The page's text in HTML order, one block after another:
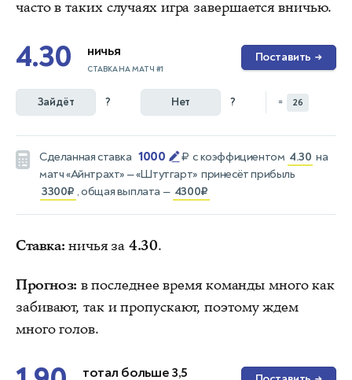
часто в таких случаях игра завершается вничью.
4.30 ничья
СТАВКА НА МАТЧ #1
Поставить →
Зайдёт ? Нет ? = 26
Сделанная ставка 1000 ₽ с коэффициентом 4.30 на
матч«Айнтрахт» — «Штутгарт» принесёт прибыль
3300₽ , общая выплата — 4300₽
Ставка: ничья за4.30.
Прогноз: в последнее время команды много как
забивают, так и пропускают, поэтому ждем
много голов.
тотал больше 3,5